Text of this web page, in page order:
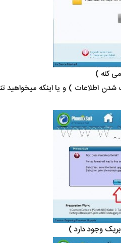
اطلاعات ) و یا اینکه
وجود دارد )